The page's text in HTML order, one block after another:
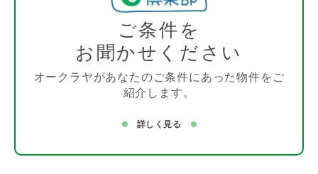
ご条件を
お聞かせください
オークラヤがあなたのご条件にあった物件をご
紹介します。
詳しく見る